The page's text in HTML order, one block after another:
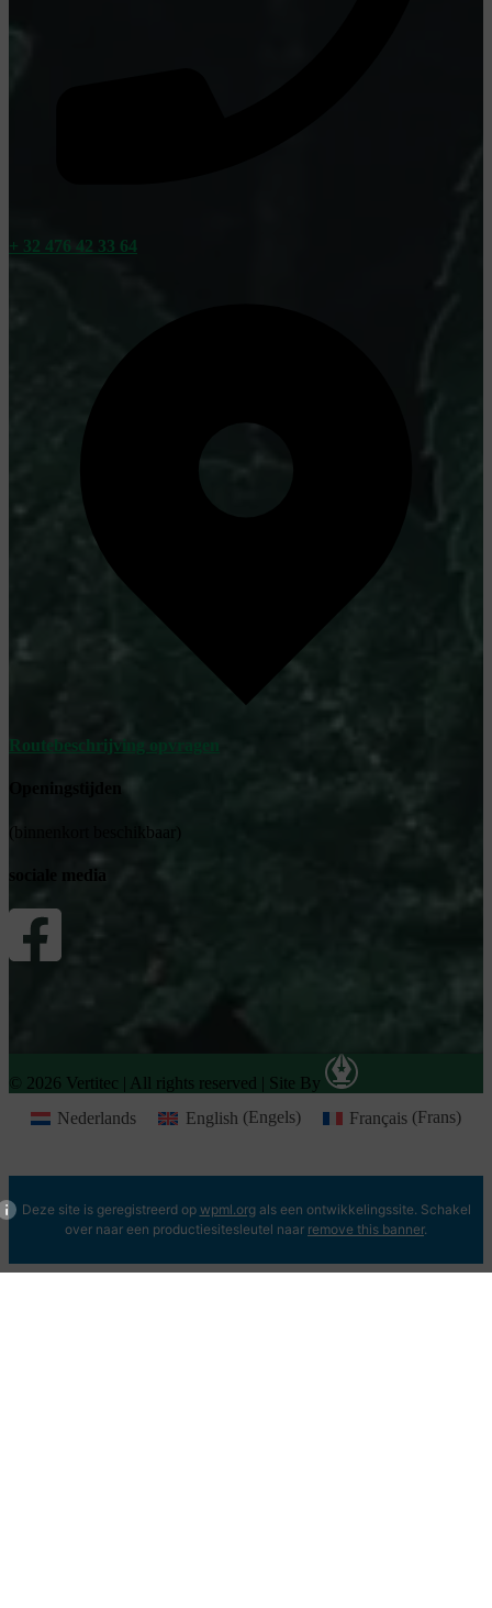
+ 32 476 42 33 64
Routebeschrijving opvragen
Openingstijden
(binnenkort beschikbaar)
sociale media
© 2026 Vertitec | All rights reserved | Site By
Nederlands
English (Engels) Français (Frans)
Deze site is geregistreerd op wpml.orgals een ontwikkelingssite. Schakel
over naar een productiesitesleutel naar remove this banner.